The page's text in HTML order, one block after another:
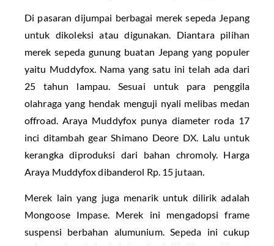
Di pasaran dijumpai berbagai merek sepeda Jepang
untuk dikoleksi atau digunakan. Diantara pilihan
merek sepeda gunung buatan Jepang yang populer
yaitu Muddyfox. Nama yang satu ini telah ada dari
25 tahun lampau. Sesuai untuk para penggila
olahraga yang hendak menguji nyali melibas medan
offroad. Araya Muddyfox punya diameter roda 17
inci ditambah gear Shimano Deore DX. Lalu untuk
kerangka diproduksi dari bahan chromoly. Harga
Araya Muddyfox dibanderol Rp. 15 jutaan.
Merek lain yang juga menarik untuk dilirik adalah
Mongoose Impase. Merek ini mengadopsi frame
suspensi berbahan alumunium. Sepeda ini cukup